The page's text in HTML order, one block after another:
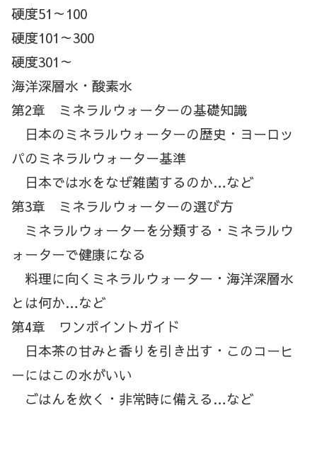
硬度51～100
硬度101～300
硬度301～
海洋深層水・酸素水
第2章 ミネラルウォーターの基礎知識
日本のミネラルウォーターの歴史・ヨーロッ
パのミネラルウォーター基準
日本では水をなぜ雑菌するのか…など
第3章 ミネラルウォーターの選び方
ミネラルウォーターを分類する・ミネラルウ
ォーターで健康になる
料理に向くミネラルウォーター・海洋深層水
とは何か…など
第4章 ワンポイントガイド
日本茶の甘みと香りを引き出す・このコーヒ
ーにはこの水がいい
ごはんを炊く・非常時に備える…など